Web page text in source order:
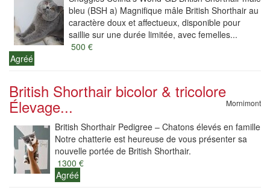
bleu (BSH a) Magnifique mâle British Shorthair au
caractère doux et affectueux, disponible pour
saillie sur une durée limitée, avec femelles...
500 €
Agréé
British Shorthair bicolor & tricolore
Élevage... Mornimont
British Shorthair Pedigree – Chatons élevés en famille
Notre chatterie est heureuse de vous présenter sa
nouvelle portée de British Shorthair.
1300 €
Agréé